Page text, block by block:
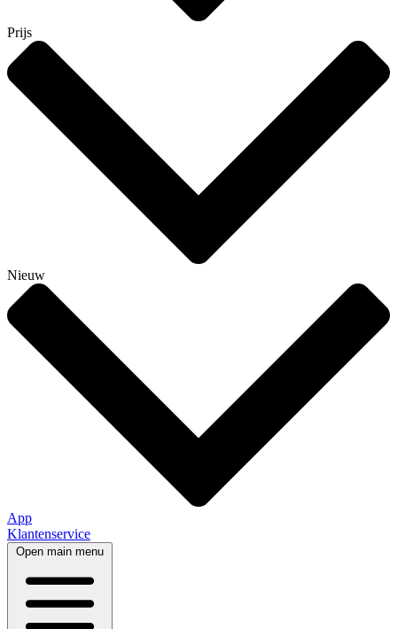
Prijs
Nieuw
App
Klantenservice
Open main menu